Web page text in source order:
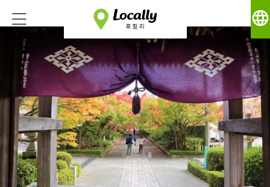
language